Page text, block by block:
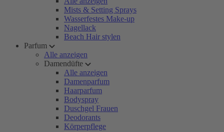
Mists & Setting Sprays
Wasserfestes Make-up
Nagellack
Beach Hair stylen
Parfum
Alle anzeigen
Damendüfte
Alle anzeigen
Damenparfum
Haarparfum
Bodyspray
Duschgel Frauen
Deodorants
Körperpflege